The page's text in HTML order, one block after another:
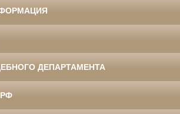
ДЕПАРТАМЕНТА